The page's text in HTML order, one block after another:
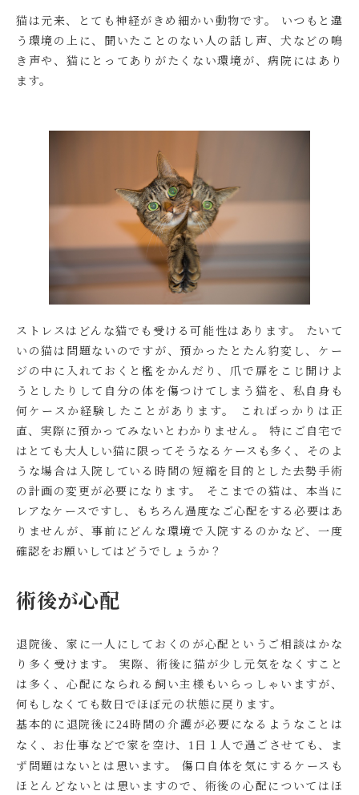
猫は元来、とても神経がきめ細かい動物です。 いつもと違
う環境の上に、聞いたことのない人の話し声、犬などの鳴
き声や、猫にとってありがたくない環境が、病院にはあり
ます。
ストレスはどんな猫でも受ける可能性はあります。 たいて
いの猫は問題ないのですが、預かったとたん豹変し、ケー
ジの中に入れておくと檻をかんだり、爪で扉をこじ開けよ
うとしたりして自分の体を傷つけてしまう猫を、私自身も
何ケースか経験したことがあります。 こればっかりは正
直、実際に預かってみないとわかりません。 特にご自宅で
はとても大人しい猫に限ってそうなるケースも多く、そのよ
うな場合は 入院している時間の短縮を目的とした去勢手術
の計画の変更が必要 になります。 そこまでの猫は、本当に
レアなケースですし、もちろん過度なご心配をする必要はあ
りませんが、事前にどんな環境で入院するのかなど、一度
確認をお願いしてはどうでしょうか？
術後が心配
退院後、家に一人にしておくのが心配というご相談はかな
り多く受けます。 実際、術後に猫が少し元気をなくすこと
は多く、心配になられる飼い主様もいらっしゃいますが、
何もしなくても数日でほぼ元の状態に戻ります。
基本的に退院後に24 時間の介護が必要になるようなことは
なく、お仕事などで家を空け、
1 日１人で過ごさせても、ま
ず問題はない とは思います。 傷口自体を気にするケースも
ほとんどないとは思いますので、術後の心配についてはほ